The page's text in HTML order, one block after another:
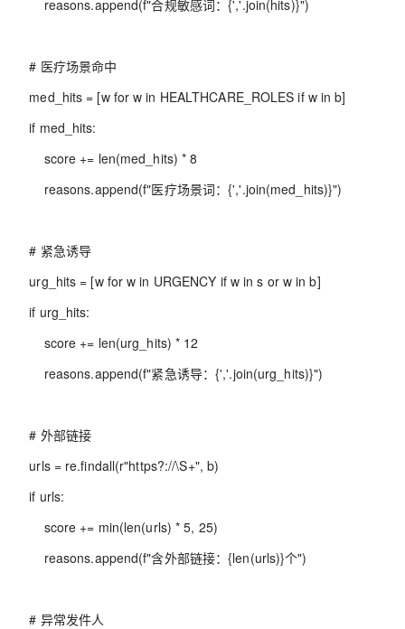
reasons.append(f"合规敏感词：{','.join(hits)}")
# 医疗场景命中
med_hits = [w for w in HEALTHCARE_ROLES if w in b]
if med_hits:
score += len(med_hits) * 8
reasons.append(f"医疗场景词：{','.join(med_hits)}")
# 紧急诱导
urg_hits = [w for w in URGENCY if w in s or w in b]
if urg_hits:
score += len(urg_hits) * 12
reasons.append(f"紧急诱导：{','.join(urg_hits)}")
# 外部链接
urls = re.findall(r"https?://\S+", b)
if urls:
score += min(len(urls) * 5, 25)
reasons.append(f"含外部链接：{len(urls)}个")
# 异常发件人